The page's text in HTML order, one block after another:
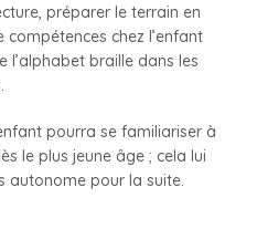
préparer le terrain en
chez l’enfant
l’alphabet braille dans les
pourra se familiariser à
le plus jeune âge ; cela lui
autonome pour la suite.